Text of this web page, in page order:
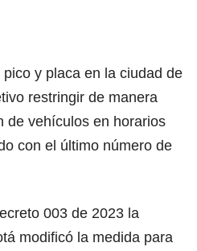
y placa en la ciudad de
restringir de manera
de vehículos en horarios
con el último número de
003 de 2023 la
modificó la medida para